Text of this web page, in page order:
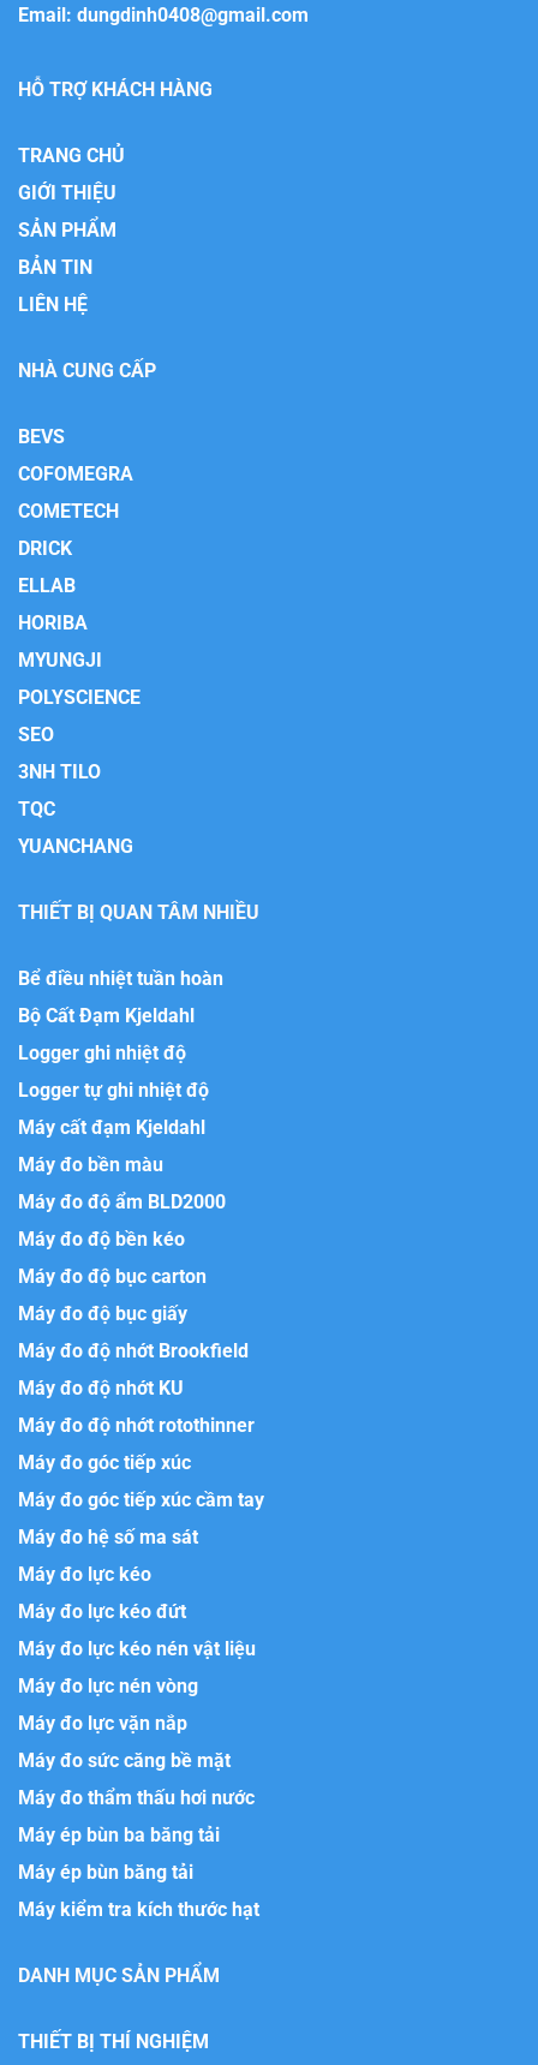
Email: dungdinh0408@gmail.com
HỖ TRỢ KHÁCH HÀNG
TRANG CHỦ
GIỚI THIỆU
SẢN PHẨM
BẢN TIN
LIÊN HỆ
NHÀ CUNG CẤP
BEVS
COFOMEGRA
COMETECH
DRICK
ELLAB
HORIBA
MYUNGJI
POLYSCIENCE
SEO
3NH TILO
TQC
YUANCHANG
THIẾT BỊ QUAN TÂM NHIỀU
Bể điều nhiệt tuần hoàn
Bộ Cất Đạm Kjeldahl
Logger ghi nhiệt độ
Logger tự ghi nhiệt độ
Máy cất đạm Kjeldahl
Máy đo bền màu
Máy đo độ ẩm BLD2000
Máy đo độ bền kéo
Máy đo độ bục carton
Máy đo độ bục giấy
Máy đo độ nhớt Brookfield
Máy đo độ nhớt KU
Máy đo độ nhớt rotothinner
Máy đo góc tiếp xúc
Máy đo góc tiếp xúc cầm tay
Máy đo hệ số ma sát
Máy đo lực kéo
Máy đo lực kéo đứt
Máy đo lực kéo nén vật liệu
Máy đo lực nén vòng
Máy đo lực vặn nắp
Máy đo sức căng bề mặt
Máy đo thẩm thấu hơi nước
Máy ép bùn ba băng tải
Máy ép bùn băng tải
Máy kiểm tra kích thước hạt
DANH MỤC SẢN PHẨM
THIẾT BỊ THÍ NGHIỆM